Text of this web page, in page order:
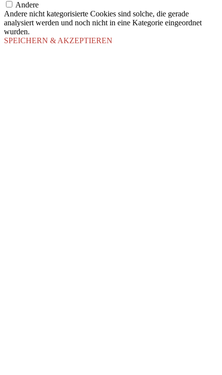
Andere
Andere nicht kategorisierte Cookies sind solche, die gerade
analysiert werden und noch nicht in eine Kategorie eingeordnet
wurden.
SPEICHERN & AKZEPTIEREN